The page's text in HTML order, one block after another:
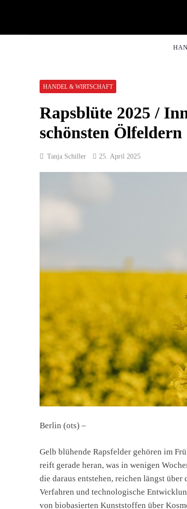
HANDEL & WIRTSCHAFT
Rapsblüte 2025 /
schönsten Ölfeldern
Tanja Schiller 25. April 2025
Berlin (ots) –
Gelb blühende Rapsfelder gehören im
reift gerade heran, was in wenigen
die daraus entstehen, reichen längst
Verfahren und technologische
von biobasierten Kunststoffen über